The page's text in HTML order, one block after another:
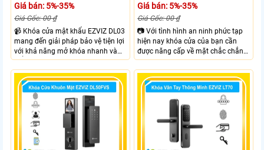
Giá bán: 5%-35%
Giá Gốc: 00 ₫
📹 Khóa cửa mật khẩu EZVIZ DL03
mang đến giải pháp bảo vệ tiện lợi
với khả năng mở khóa nhanh và
kiểm soát linh hoạt. Khóa cửa cửa
EZVIZ kết nối trực tiếp với điện
thoại qua APP EZVIZ hỗ trợ theo
dõi và điều khiển khóa cửa từ xa
phù hợp cho nhà ở căn hộ hoặc
văn phòng hiện đại.
Giá bán: 5%-35%
Giá Gốc: 00 ₫
📷 Với tình hình an ninh phức tạp
hiện nay khóa cửa của bạn cần
được năng cấp về mặt chắc chắn
và công nghệ giúp đảm bảo an
ninh và kiểm soát ra vào hiệu quả
hơn. Với Khóa Cửa An Ninh EZVIZ
DL05 bạn sẽ sở hữu khóa cửa với 6
hình thức mở khóa và nhiều chức
năng an ninh như Cảnh báo phá
hoại và kiểm soát ra vào từ xa
ngay trên điện thoại